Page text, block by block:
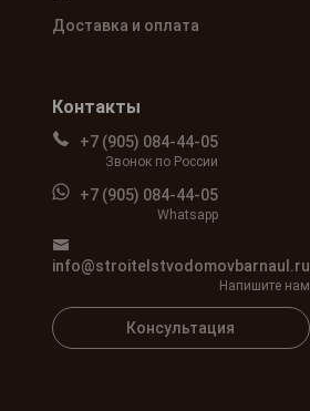
Контакты
+7 (905) 084-44-05
Звонок по России
+7 (905) 084-44-05
Whatsapp
info@stroitelstvodomovbarnaul.ru
Напишите нам
Консультация
Доставка и оплата